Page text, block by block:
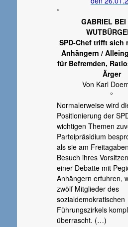
°
GABRIEL BEI
SPD-Chef trifft sich
Anhängern /
für Befremden,
Ärger
Von Karl
°
Normalerweise wird
Positionierung der
wichtigen Themen
Parteipräsidium
als sie am
Besuch ihres
einer Debatte mit
Anhängern erfuhren,
zwölf Mitglieder des
sozialdemokratischen
Führungszirkels
überrascht. (…)